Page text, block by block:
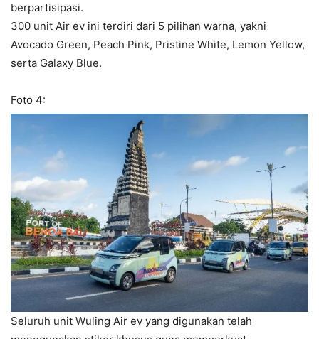
berpartisipasi.
300 unit Air ev ini terdiri dari 5 pilihan warna, yakni
Avocado Green, Peach Pink, Pristine White, Lemon Yellow,
serta Galaxy Blue.
Foto 4:
Seluruh unit Wuling Air ev yang digunakan telah